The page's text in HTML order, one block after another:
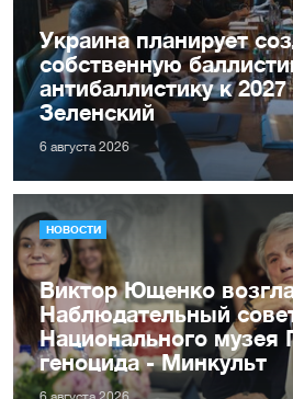
Украина планирует
собственную
антибаллистику к 2027
Зеленский
6 августа 2026
НОВОСТИ
Виктор Ющенко
Наблюдательный
Национального музея
геноцида - Минкульт